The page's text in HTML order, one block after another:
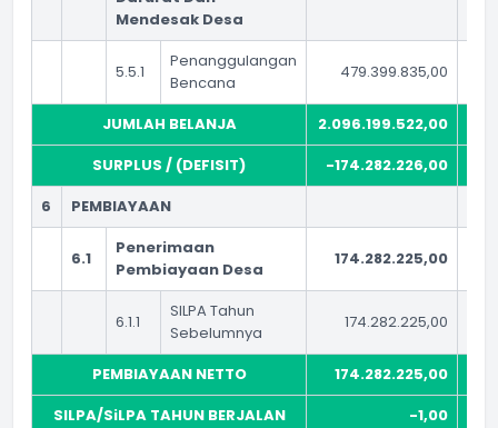
Mendesak Desa
5.5.1
Penanggulangan
Bencana
479.399.835,00
JUMLAH BELANJA 2.096.199.522,00
SURPLUS / (DEFISIT)
-174.282.226,00
6
PEMBIAYAAN
6.1
Penerimaan
Pembiayaan Desa
174.282.225,00
6.1.1
SILPA Tahun
Sebelumnya
174.282.225,00
PEMBIAYAAN NETTO 174.282.225,00
SILPA/SiLPA TAHUN BERJALAN
-1,00